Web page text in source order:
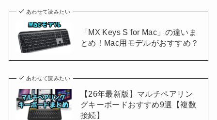
あわせて読みたい
「MX Keys S for Mac」の違いま
とめ！Mac用モデルがおすすめ？
あわせて読みたい
【26年最新版】マルチペアリン
グキーボードおすすめ9選【複数
接続】